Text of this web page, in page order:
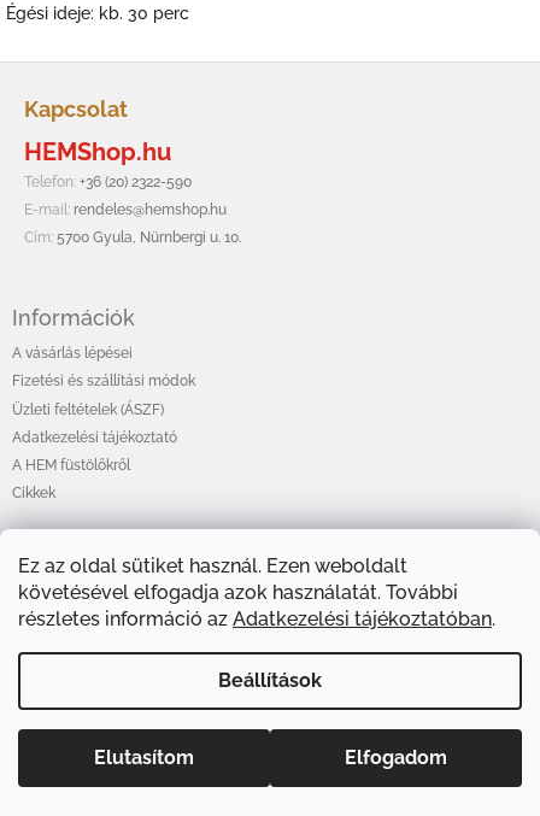
Ez az oldal sütiket használ. Ezen weboldalt
követésével elfogadja azok használatát. További
részletes információ az Adatkezelési tájékoztatóban.
Beállítások
Elutasítom Elfogadom
Égési ideje: kb. 30 perc
Kapcsolat
HEMShop.hu
Telefon: +36 (20) 2322-590
E-mail: rendeles@hemshop.hu
Cím: 5700 Gyula, Nürnbergi u. 10.
Információk
A vásárlás lépései
Fizetési és szállítási módok
Üzleti feltételek (ÁSZF)
Adatkezelési tájékoztató
A HEM füstölőkről
Cikkek
Online fizetési lehetőséget biztosítunk
Shoptet készítette Copyright 2026 HEMShop.hu. Minden jog fenntartva.
Süti beállítások szerkesztése